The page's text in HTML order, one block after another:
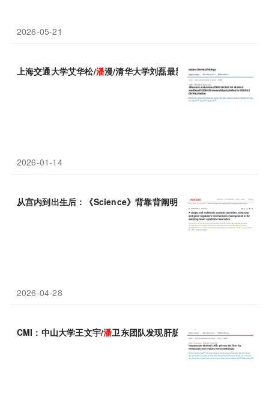
2026-05-21
上海交通大学艾华松/潘漫/清华大学刘磊最新Nature子刊
2026-01-14
从宫内到出生后：《Science》背靠背阐明唐 氏综合征大脑发育障
2026-04-28
CMI：中山大学王文宇/潘卫东团队发现肝脏转移“预警”新机制，肝